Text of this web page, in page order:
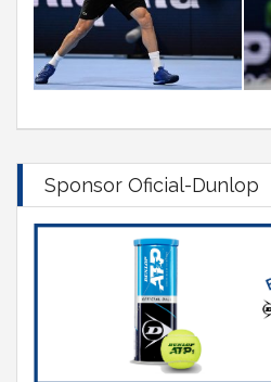
Sponsor Oficial-Dunlop